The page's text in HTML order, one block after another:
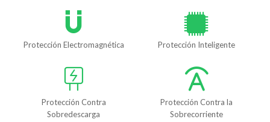
Protección Electromagnética Protección Inteligente
Protección Contra
Sobredescarga
Protección Contra la
Sobrecorriente